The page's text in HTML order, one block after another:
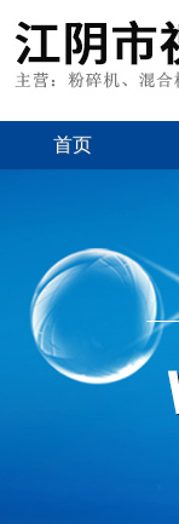
首页